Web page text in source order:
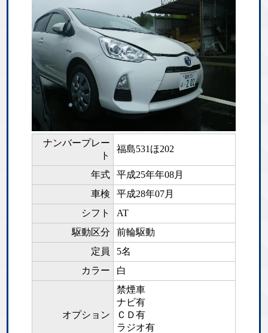
ナンバープレー
ト
福島531ほ202
年式
平成25年年08月
車検
平成28年07月
シフト
AT
駆動区分
前輪駆動
定員
5名
カラー
白
オプション
禁煙車
ナビ有
ＣＤ有
ラジオ有